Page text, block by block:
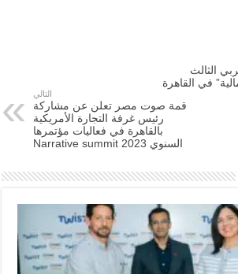
الثالث
في القاهرة
التالي
قمة صوت مصر تعلن عن مشاركة
رئيس غرفة التجارة الأمريكية
بالقاهرة في فعاليات مؤتمرها
السنوي Narrative summit 2023